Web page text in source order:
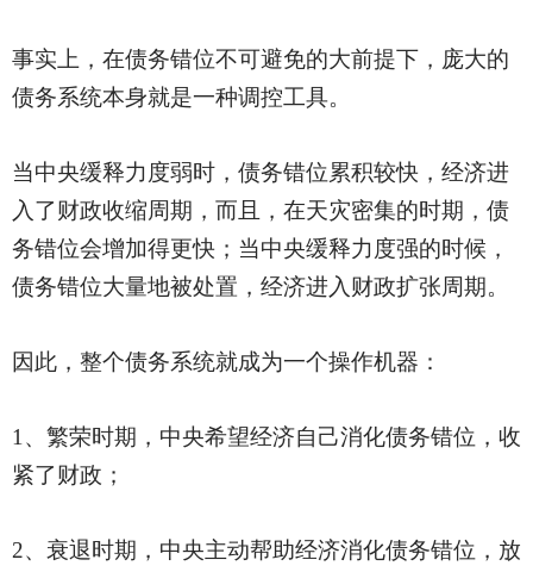
事实上，在债务错位不可避免的大前提下，庞大的
债务系统本身就是一种调控工具。
当中央缓释力度弱时，债务错位累积较快，经济进
入了财政收缩周期，而且，在天灾密集的时期，债
务错位会增加得更快；当中央缓释力度强的时候，
债务错位大量地被处置，经济进入财政扩张周期。
因此，整个债务系统就成为一个操作机器：
1、繁荣时期，中央希望经济自己消化债务错位，收
紧了财政；
2、衰退时期，中央主动帮助经济消化债务错位，放